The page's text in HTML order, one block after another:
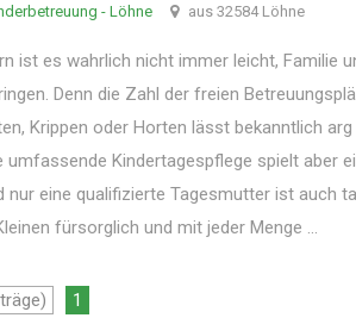
- Löhne aus 32584 Löhne
ist es wahrlich nicht immer leicht, Familie
Denn die Zahl der freien
Krippen oder Horten lässt bekanntlich
umfassende Kindertagespflege spielt aber
nur eine qualifizierte Tagesmutter ist auch
fürsorglich und mit jeder Menge ...
1